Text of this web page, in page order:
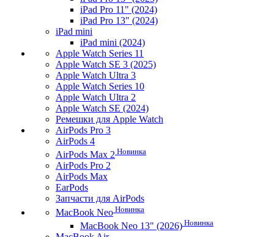
iPad Pro 11" (2024)
iPad Pro 13" (2024)
iPad mini
iPad mini (2024)
Apple Watch Series 11
Apple Watch SE 3 (2025)
Apple Watch Ultra 3
Apple Watch Series 10
Apple Watch Ultra 2
Apple Watch SE (2024)
Ремешки для Apple Watch
AirPods Pro 3
AirPods 4
AirPods Max 2 Новинка
AirPods Pro 2
AirPods Max
EarPods
Запчасти для AirPods
MacBook Neo Новинка
MacBook Neo 13" (2026) Новинка